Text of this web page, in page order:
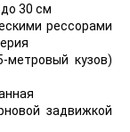
30 см
рессорами
метровый кузов)
задвижкой